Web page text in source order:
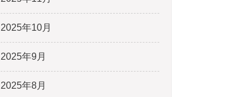
2025年10月
2025年9月
2025年8月